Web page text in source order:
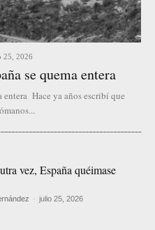
25, 2026
se quema entera
entera Hace ya años escribí que
vez, España quéimase
- julio 25, 2026